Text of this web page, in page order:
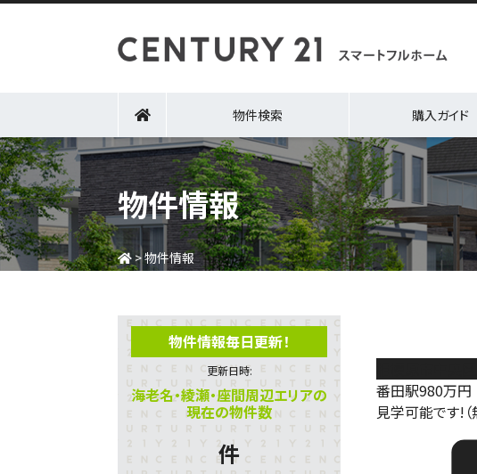
物件検索 購入ガイド
物件情報
>物件情報
物件情報毎日更新！
更新日時:
海老名・綾瀬・座間周辺エリアの
現在の物件数
件
番田駅980万円
見学可能です!